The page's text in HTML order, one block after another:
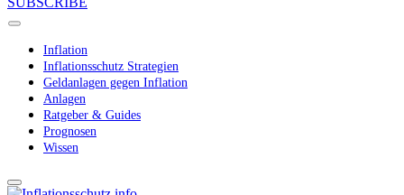
Inflation
Inflationsschutz Strategien
Geldanlagen gegen Inflation
Anlagen
Ratgeber & Guides
Prognosen
Wissen